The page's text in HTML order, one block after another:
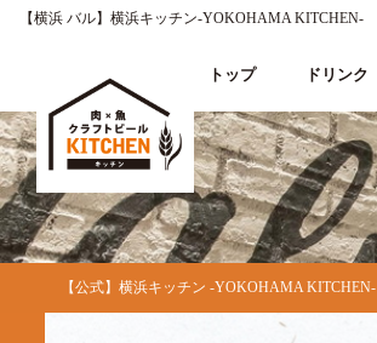
【横浜 バル】横浜キッチン-YOKOHAMA KITCHEN-
トップ ドリンク
【公式】横浜キッチン -YOKOHAMA KITCHEN-